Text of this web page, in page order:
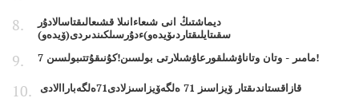
ديماشتىڭ انى شىعاءانىلا قشىعالىقتاسالادۇر
سقىتايلىقتاردىۆيدەو)ءدۇرسىلكىندىردى(ۆيدەو)
7 مامىر - وتان وتاناۋشىلقورعاۋشىلارتى بولسىن!كۇنىقۇتتىبولسىن!
قازاقستاندىقتار ۆيزاسىز 71 ەلگەۆيزاسىزلادى71ەلگەباراالادى